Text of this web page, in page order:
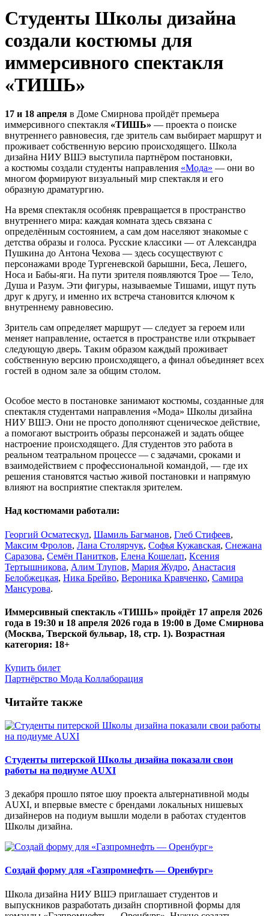
Студенты Школы дизайна
создали костюмы для
иммерсивного спектакля
«ТИШЬ»
17 и 18 апреля в Доме Смирнова пройдёт премьера
иммерсивного спектакля «ТИШЬ» — проекта о поиске
внутреннего равновесия, где зритель сам выбирает маршрут и
проживает собственную версию происходящего. Школа
дизайна НИУ ВШЭ выступила партнёром постановки,
а костюмы создали студенты направления «Мода» — они во
многом формируют визуальный мир спектакля и его
образную драматургию.
На время спектакля особняк превращается в пространство
внутреннего мира: каждая комната здесь связана с
определённым состоянием, а сам дом населяют знакомые с
детства образы и голоса. Русские классики — от Александра
Пушкина до Антона Чехова — здесь сосуществуют с
персонажами вроде Тургеневской барышни, Беса, Лешего,
Носа и Бабы-яги. На пути зрителя появляются Трое — Тело,
Душа и Разум. Эти фигуры, называемые Тишами, ищут путь
друг к другу, и именно их встреча становится ключом к
внутреннему равновесию.
Зритель сам определяет маршрут — следует за героем или
меняет направление, остается в пространстве или открывает
следующую дверь. Таким образом каждый проживает
собственную версию происходящего, а финал объединяет всех
гостей в одном зале за общим столом.
Особое место в постановке занимают костюмы, созданные для
спектакля студентами направления «Мода» Школы дизайна
НИУ ВШЭ. Они не просто дополняют сценическое действие,
а помогают выстроить образы персонажей и задать общее
настроение происходящего. Для студентов это работа в
реальном театральном процессе — с задачами, сроками и
взаимодействием с профессиональной командой, — где их
решения становятся частью живой постановки и напрямую
влияют на восприятие спектакля зрителем.
Над костюмами работали:
Георгий Осматескул, Шамиль Багманов, Глеб Стифеев,
Максим Фролов, Лана Столярчук, Софья Кужавская, Снежана
Саразова, Семён Панитков, Елена Кошелап, Ксения
Тертышникова, Алим Тлупов, Мария Жудро, Анастасия
Белобжецкая, Ника Брейво, Вероника Кравченко, Самира
Мансурова.
Иммерсивный спектакль «ТИШЬ» пройдёт 17 апреля 2026
года в 19:30 и 18 апреля 2026 года в 19:00 в Доме Смирнова
(Москва, Тверской бульвар, 18, стр. 1). Возрастная
категория: 18+
Купить билет
Партнёрство Мода Коллаборация
Читайте также
Студенты питерской Школы дизайна показали свои
работы на подиуме AUXI
3 декабря прошло пятое шоу проекта альтернативной моды
AUXI, и впервые вместе с брендами локальных нишевых
дизайнеров на подиум вышли модели в работах студентов
Школы дизайна.
Создай форму для «Газпромнефть — Оренбург»
Школа дизайна НИУ ВШЭ приглашает студентов и
выпускников разработать дизайн спортивной формы для